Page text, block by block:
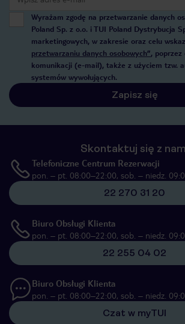
Wyrażam zgodę na przetwarzanie danych
Poland Sp. z o.o. i TUI Poland Dystrybucja
marketingowych, w zakresie oraz celu
przetwarzaniu danych osobowych”,
komunikacji (e-mail), także z użyciem tzw.
systemów wywołujących.
Zapisz się
Skontaktuj się z
Telefoniczne Centrum Rezerwacji
pon. – pt. 08:00–22:00, sob. – niedz.
22 270 31 20
Biuro Obsługi Klienta
pon. – pt. 08:00–22:00, sob. – niedz.
22 255 04 02
Biuro Obsługi Klienta
pon. – pt. 08:00–22:00, sob. – niedz.
Czat w myTUI